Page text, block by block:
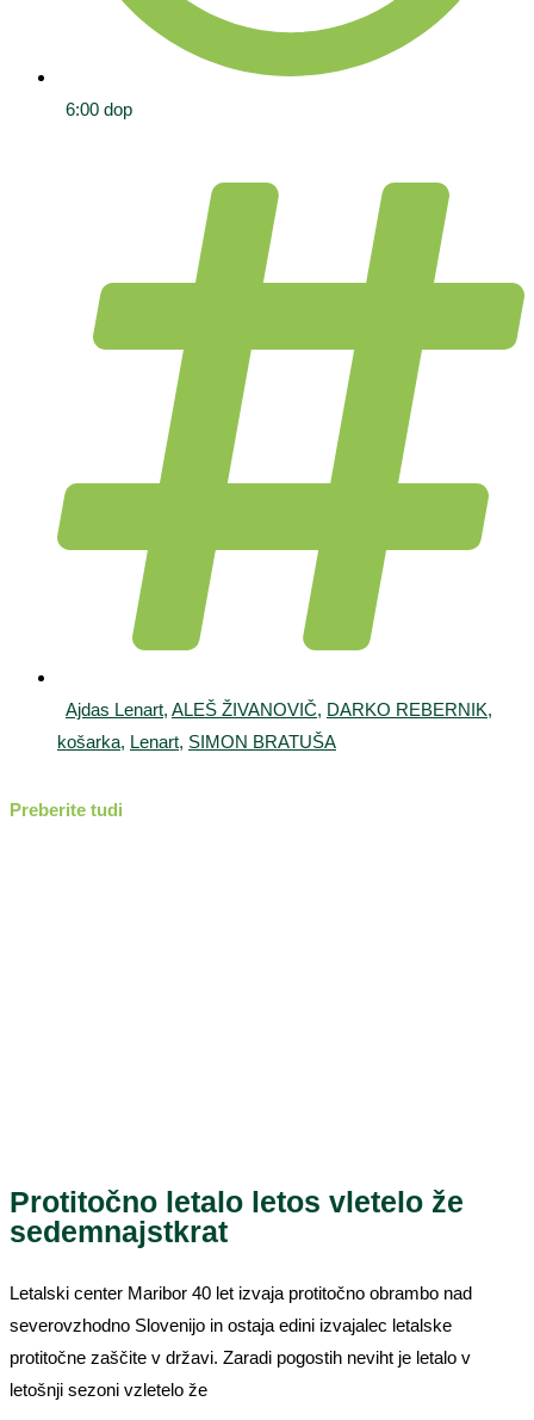
6:00 dop
Ajdas Lenart, ALEŠ ŽIVANOVIČ, DARKO REBERNIK,
košarka, Lenart, SIMON BRATUŠA
Preberite tudi
Protitočno letalo letos vletelo že
sedemnajstkrat
Letalski center Maribor 40 let izvaja protitočno obrambo nad
severovzhodno Slovenijo in ostaja edini izvajalec letalske
protitočne zaščite v državi. Zaradi pogostih neviht je letalo v
letošnji sezoni vzletelo že